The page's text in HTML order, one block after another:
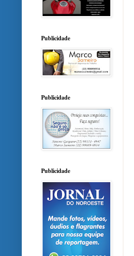
Publicidade
Publicidade
Publicidade